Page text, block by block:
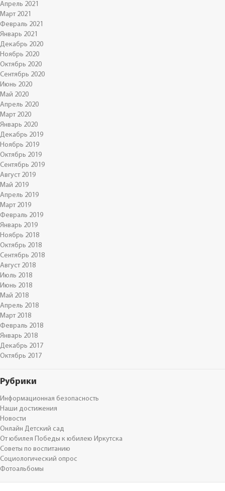
Апрель 2021
Март 2021
Февраль 2021
Январь 2021
Декабрь 2020
Ноябрь 2020
Октябрь 2020
Сентябрь 2020
Июнь 2020
Май 2020
Апрель 2020
Март 2020
Январь 2020
Декабрь 2019
Ноябрь 2019
Октябрь 2019
Сентябрь 2019
Август 2019
Май 2019
Апрель 2019
Март 2019
Февраль 2019
Январь 2019
Ноябрь 2018
Октябрь 2018
Сентябрь 2018
Август 2018
Июль 2018
Июнь 2018
Май 2018
Апрель 2018
Март 2018
Февраль 2018
Январь 2018
Декабрь 2017
Октябрь 2017
Рубрики
Информационная безопасность
Наши достижения
Новости
Онлайн Детский сад
От юбилея Победы к юбилею Иркутска
Советы по воспитанию
Социологический опрос
Фотоальбомы